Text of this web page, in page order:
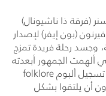
(فرقة ذا ناشيونال)
(بون إيفر) لإصدار
وجسد رحلة فريدة تمزج
ألهمت الجمهور أبعدته
ألبومfolklore
أن يلتقوا بشكل